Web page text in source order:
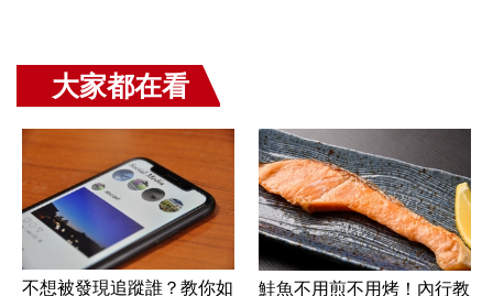
大家都在看
不想被發現追蹤誰？教你如
鮭魚不用煎不用烤！內行教